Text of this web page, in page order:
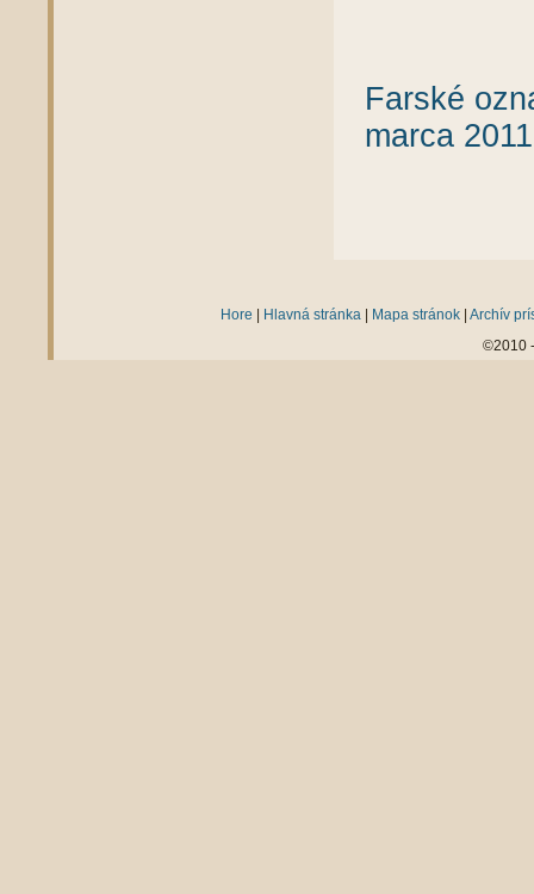
Farské
marca 2011
Hore Hlavná stránka Mapa stránok Archív
©2010